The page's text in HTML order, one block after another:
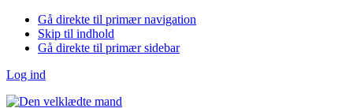
Gå direkte til primær navigation
Skip til indhold
Gå direkte til primær sidebar
Log ind